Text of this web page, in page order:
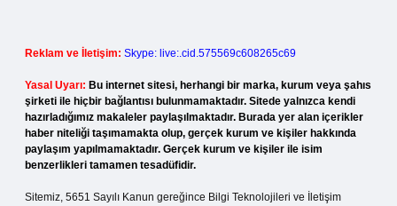
Reklam ve İletişim: Skype: live:.cid.575569c608265c69
Yasal Uyarı: Bu internet sitesi, herhangi bir marka, kurum veya şahıs
şirketi ile hiçbir bağlantısı bulunmamaktadır. Sitede yalnızca kendi
hazırladığımız makaleler paylaşılmaktadır. Burada yer alan içerikler
haber niteliği taşımamakta olup, gerçek kurum ve kişiler hakkında
paylaşım yapılmamaktadır. Gerçek kurum ve kişiler ile isim
benzerlikleri tamamen tesadüfidir.
Sitemiz, 5651 Sayılı Kanun gereğince Bilgi Teknolojileri ve İletişim